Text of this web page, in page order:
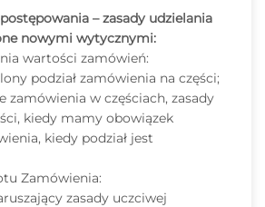
– zasady udzielania
nowymi wytycznymi:
wartości zamówień:
podział zamówienia na części;
zamówienia w częściach, zasady
kiedy mamy obowiązek
kiedy podział jest
Zamówienia:
zasady uczciwej